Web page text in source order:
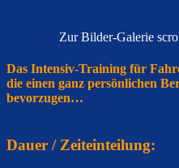
Zur Bilder-Galerie
Das Intensiv-Training für
die einen ganz persönlichen
bevorzugen…
Dauer / Zeiteinteilung: